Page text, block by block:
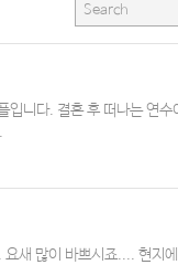
니다. 결혼 후 떠나는 연
새 많이 바쁘시죠.... 현지